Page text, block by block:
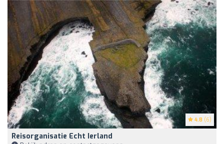
4.8 (6)
Reisorganisatie Echt Ierland